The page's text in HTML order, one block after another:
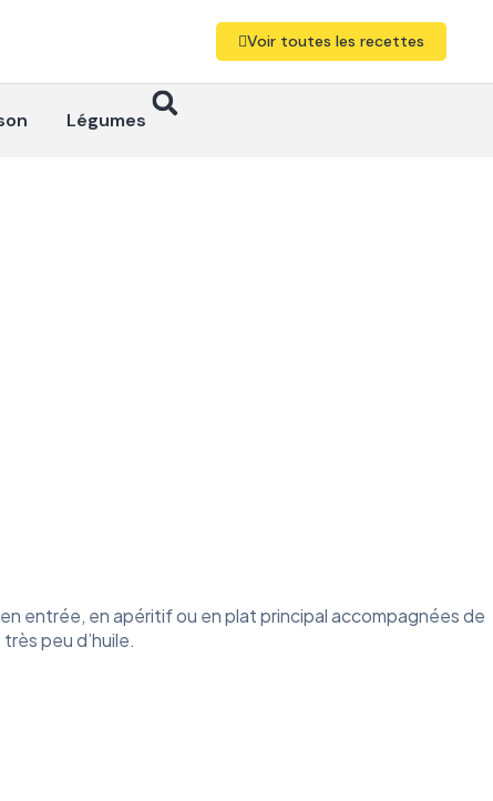
Voir toutes les recettes
Légumes
entrée, en apéritif ou en plat principal accompagnées de
peu d’huile.